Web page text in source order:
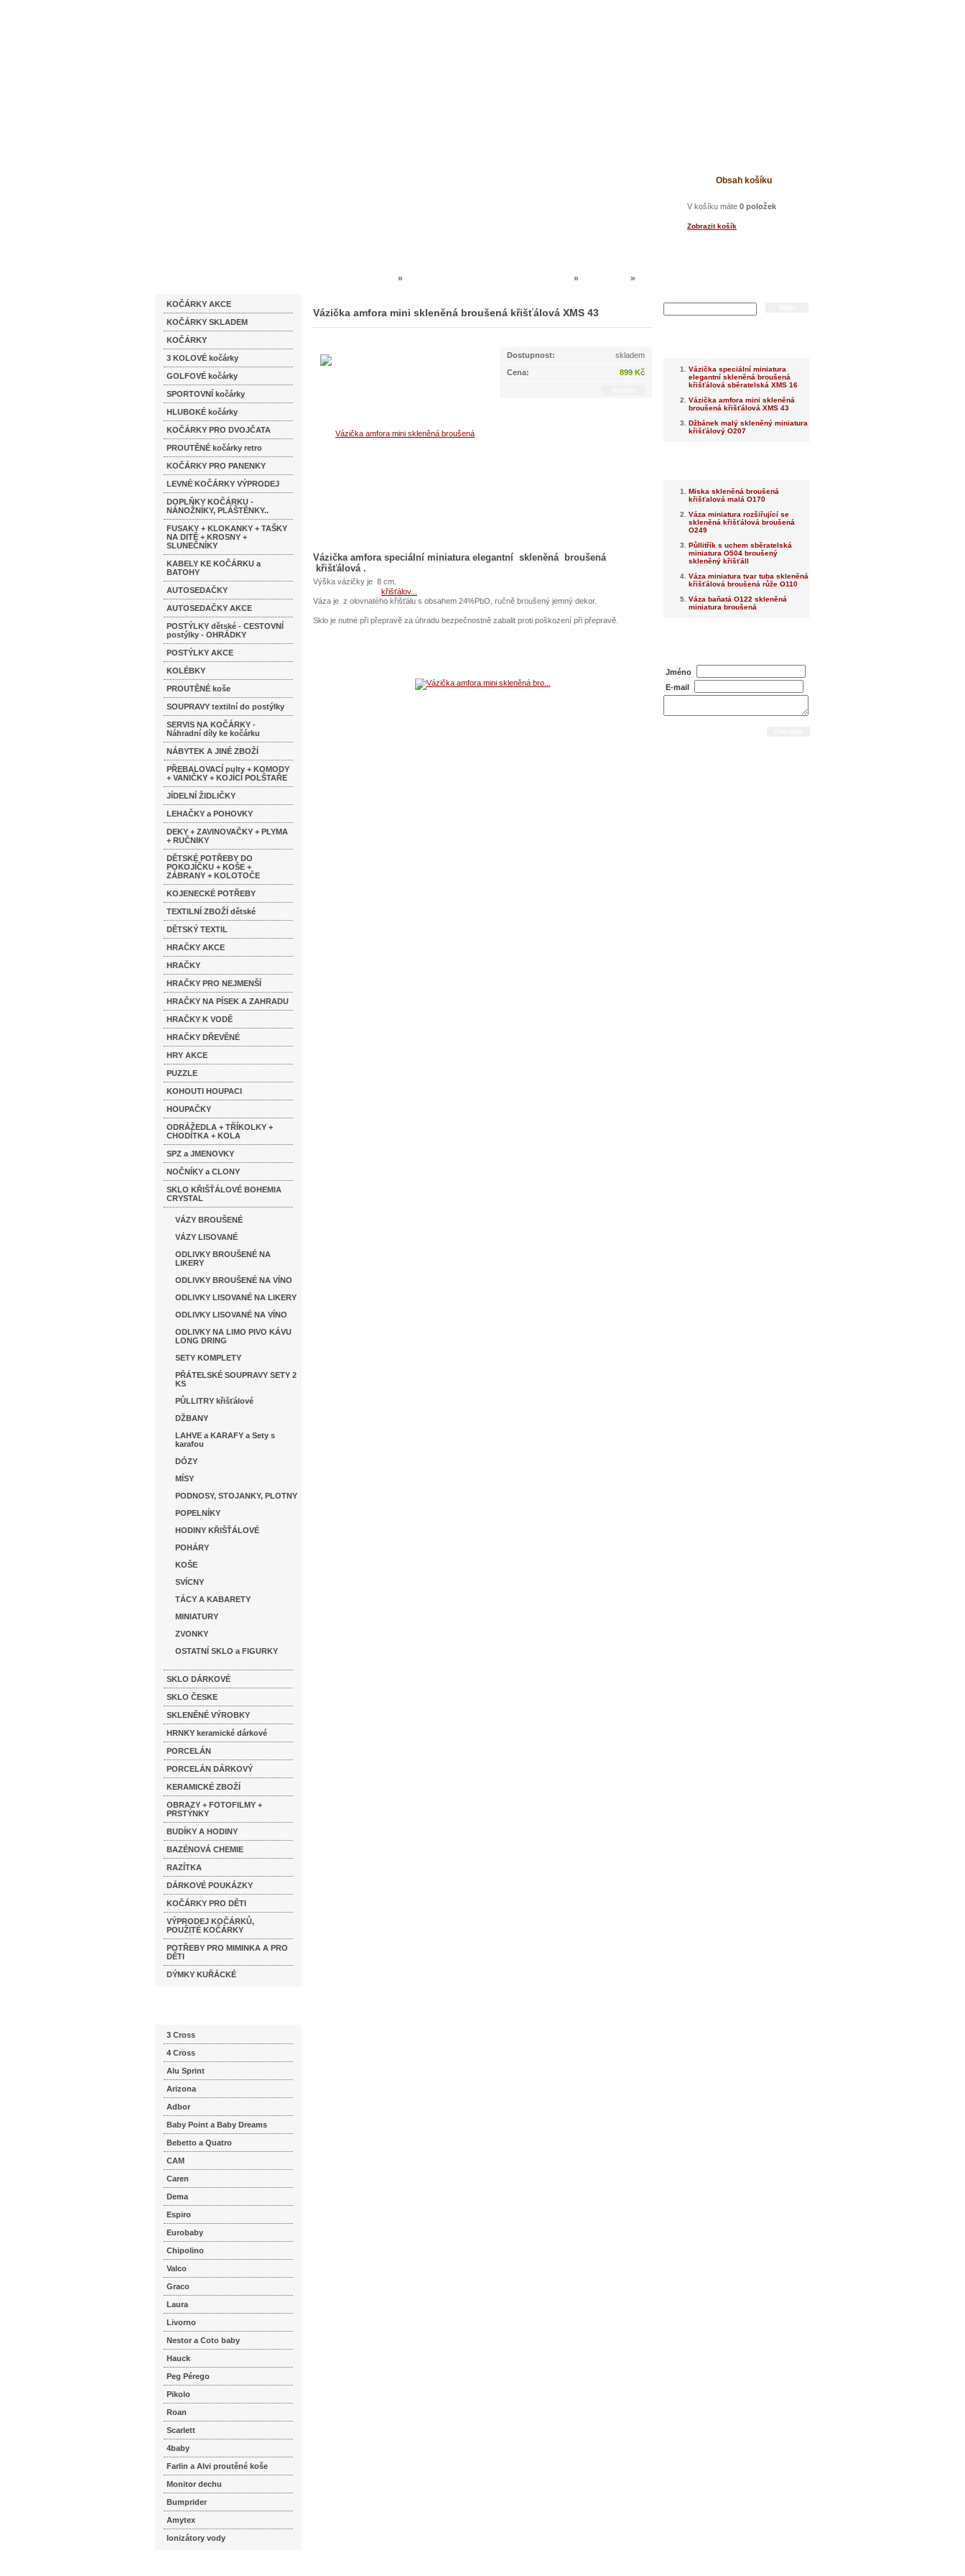
Obsah košíku
V košíku máte 0 položek
Zobrazit košík
KOČÁRKY AKCE
KOČÁRKY SKLADEM
KOČÁRKY
3 KOLOVÉ kočárky
GOLFOVÉ kočárky
SPORTOVNÍ kočárky
HLUBOKÉ kočárky
KOČÁRKY PRO DVOJČATA
PROUTĚNÉ kočárky retro
KOČÁRKY PRO PANENKY
LEVNÉ KOČÁRKY VÝPRODEJ
DOPLŇKY KOČÁRKU -
NÁNOŽNÍKY, PLÁŠTĚNKY..
FUSAKY + KLOKANKY + TAŠKY
NA DITĚ + KROSNY +
SLUNEČNÍKY
KABELY KE KOČÁRKU a
BATOHY
AUTOSEDAČKY
AUTOSEDAČKY AKCE
POSTÝLKY dětské - CESTOVNÍ
postýlky - OHRÁDKY
POSTÝLKY AKCE
KOLÉBKY
PROUTĚNÉ koše
SOUPRAVY textilní do postýlky
SERVIS NA KOČÁRKY -
Náhradní díly ke kočárku
NÁBYTEK A JINÉ ZBOŽÍ
PŘEBALOVACÍ pulty + KOMODY
+ VANIČKY + KOJÍCÍ POLŠTAŘE
JÍDELNÍ ŽIDLIČKY
LEHAČKY a POHOVKY
DEKY + ZAVINOVAČKY + PLYMA
+ RUČNIKY
DĚTSKÉ POTŘEBY DO
POKOJÍČKU + KOŠE +
ZÁBRANY + KOLOTOČE
KOJENECKÉ POTŘEBY
TEXTILNÍ ZBOŽÍ dětské
DĚTSKÝ TEXTIL
HRAČKY AKCE
HRAČKY
HRAČKY PRO NEJMENŠÍ
HRAČKY NA PÍSEK A ZAHRADU
HRAČKY K VODĚ
HRAČKY DŘEVĚNÉ
HRY AKCE
PUZZLE
KOHOUTI HOUPACI
HOUPAČKY
ODRÁŽEDLA + TŘÍKOLKY +
CHODÍTKA + KOLA
SPZ a JMENOVKY
NOČNÍKY a CLONY
SKLO KŘIŠŤÁLOVÉ BOHEMIA
CRYSTAL
VÁZY BROUŠENÉ
VÁZY LISOVANÉ
ODLIVKY BROUŠENÉ NA
LIKERY
ODLIVKY BROUŠENÉ NA VÍNO
ODLIVKY LISOVANÉ NA LIKERY
ODLIVKY LISOVANÉ NA VÍNO
ODLIVKY NA LIMO PIVO KÁVU
LONG DRING
SETY KOMPLETY
PŘÁTELSKÉ SOUPRAVY SETY 2
KS
PŮLLITRY křišťálové
DŽBANY
LAHVE a KARAFY a Sety s
karafou
DÓZY
MÍSY
PODNOSY, STOJANKY, PLOTNY
POPELNÍKY
HODINY KŘIŠŤÁLOVÉ
POHÁRY
KOŠE
SVÍCNY
TÁCY A KABARETY
MINIATURY
ZVONKY
OSTATNÍ SKLO a FIGURKY
SKLO DÁRKOVÉ
SKLO ČESKE
SKLENĚNÉ VÝROBKY
HRNKY keramické dárkové
PORCELÁN
PORCELÁN DÁRKOVÝ
KERAMICKÉ ZBOŽÍ
OBRAZY + FOTOFILMY +
PRSTÝNKY
BUDÍKY A HODINY
BAZÉNOVÁ CHEMIE
RAZÍTKA
DÁRKOVÉ POUKÁZKY
KOČÁRKY PRO DĚTI
VÝPRODEJ KOČÁRKŮ,
POUŽITÉ KOČÁRKY
POTŘEBY PRO MIMINKA A PRO
DĚTI
DÝMKY KUŘÁCKÉ
3 Cross
4 Cross
Alu Sprint
Arizona
Adbor
Baby Point a Baby Dreams
Bebetto a Quatro
CAM
Caren
Dema
Espiro
Eurobaby
Chipolino
Valco
Graco
Laura
Livorno
Nestor a Coto baby
Hauck
Peg Pérego
Pikolo
Roan
Scarlett
4baby
Farlin a Alvi proutěné koše
Monitor dechu
Bumprider
Amytex
Ionizátory vody
» » »
Vázička amfora mini skleněná broušená křišťálová XMS 43
Vázička amfora mini skleněná broušená křišťálová XMS 43
Dostupnost:
skladem
Cena:
899 Kč
Vázička amfora speciální miniatura elegantní skleněná broušená
křišťálová .
Výška vázičky je 8 cm.
Váza je z olovnatého křišťálu s obsahem 24%PbO, ručně broušený jemný dekor.
Sklo je nutné při přepravě za úhradu bezpečnostně zabalit proti poškození při přepravě.
Vázička speciální miniatura
elegantní skleněná broušená
křišťálová sběratelská XMS 16
Vázička amfora mini skleněná
broušená křišťálová XMS 43
Džbánek malý skleněný miniatura
křišťálový O207
Miska skleněná broušená
křišťalová malá O170
Váza miniatura rozšiřující se
skleněná křišťálová broušená
O249
Půllitřík s uchem sběratelská
miniatura O504 broušený
skleněný křišťáll
Váza miniatura tvar tuba skleněná
křišťálová broušená růže O110
Váza baňatá O122 skleněná
miniatura broušená
Jméno
E-mail